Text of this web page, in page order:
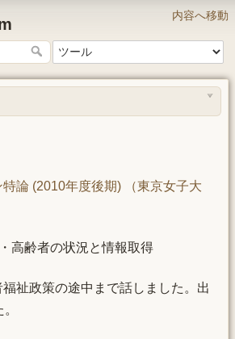
内容へ移動
論 (2010年度後期) （東京女子大
高齢者の状況と情報取得
福祉政策の途中まで話しました。出